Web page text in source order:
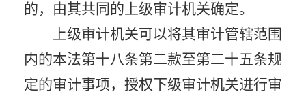
的，由其共同的上级审计机关确定。
上级审计机关可以将其审计管辖范围
内的本法第十八条第二款至第二十五条规
定的审计事项，授权下级审计机关进行审